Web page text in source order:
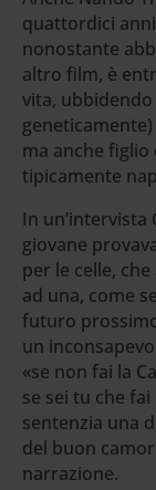
quattordici
nonostante
altro film, è
vita,
ma anche figlio
tipicamente
In
giovane
per le celle,
ad una, come
futuro
un
«se non fai la
se sei tu che
sentenzia una
del buon
narrazione.